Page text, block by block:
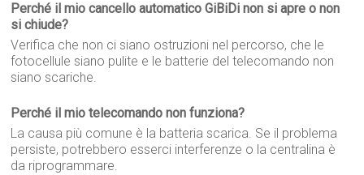
Perché il mio cancello automatico GiBiDi non si apre o non
si chiude?
Verifica che non ci siano ostruzioni nel percorso, che le
fotocellule siano pulite e le batterie del telecomando non
siano scariche.
Perché il mio telecomando non funziona?
La causa più comune è la batteria scarica. Se il problema
persiste, potrebbero esserci interferenze o la centralina è
da riprogrammare.